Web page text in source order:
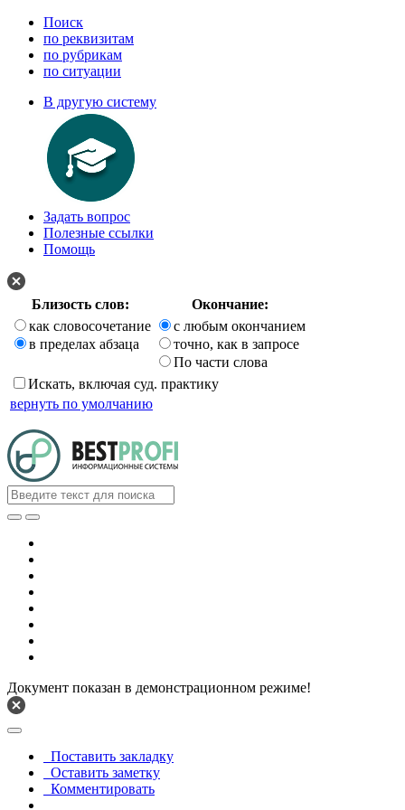
Поиск
по реквизитам
по рубрикам
по ситуации
В другую систему
Задать вопрос
Полезные ссылки
Помощь
Близость слов:
Окончание:
как словосочетание
в пределах абзаца
с любым окончанием
точно, как в запросе
По части слова
Искать, включая суд. практику
вернуть по умолчанию
Документ показан в демонстрационном режиме!
Поставить закладку
Оставить заметку
Комментировать